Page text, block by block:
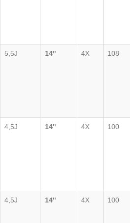
5,5J 14" 4X 108
4,5J 14" 4X 100
4,5J 14" 4X 100